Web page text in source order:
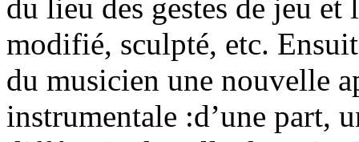
du lieu des gestes de jeu
modifié, sculpté, etc.
du musicien une nouvelle
instrumentale :d’une part,